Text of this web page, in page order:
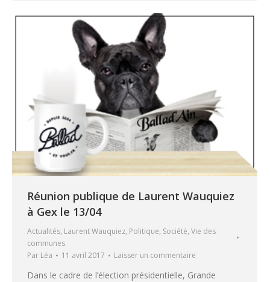
Réunion publique de Laurent Wauquiez
à Gex le 13/04
Actualités, Laurent Wauquiez, Politique, Société, Vie des
communes
Par Léa 11 avril 2017 Laisser un commentaire
Dans le cadre de l’élection présidentielle, Grande